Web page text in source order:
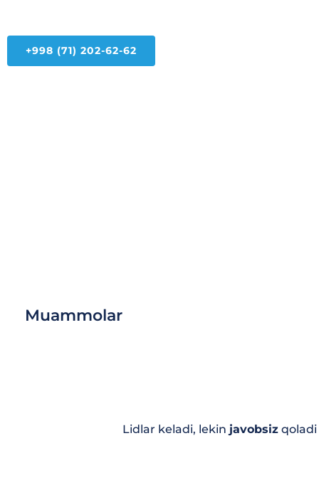
+998 (71) 202-62-62
Muammolar
Lidlar keladi, lekin javobsiz qoladi